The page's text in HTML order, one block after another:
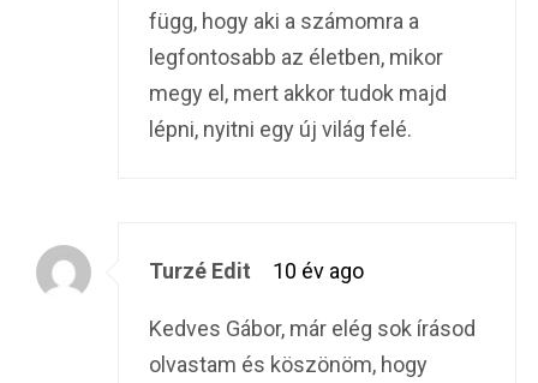
függ, hogy aki a számomra a
legfontosabb az életben, mikor
megy el, mert akkor tudok majd
lépni, nyitni egy új világ felé.
Turzé Edit 10 év ago
Kedves Gábor, már elég sok írásod
olvastam és köszönöm, hogy